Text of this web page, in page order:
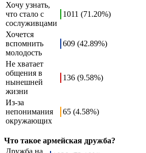
Хочу узнать,
что стало с
сослуживцами
1011 (71.20%)
Хочется
вспомнить
молодость
609 (42.89%)
Не хватает
общения в
нынешней
жизни
136 (9.58%)
Из-за
непонимания
окружающих
65 (4.58%)
Что такое армейская дружба?
Дружба на